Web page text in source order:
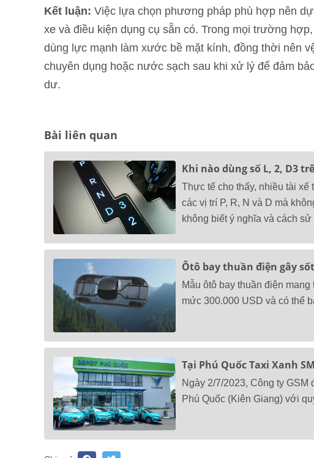
Kết luận: Việc lựa chọn phương pháp phù hợp nên
xe và điều kiện dụng cụ sẵn có. Trong mọi trường
dùng lực mạnh làm xước bề mặt kính, đồng thời nên
chuyên dụng hoặc nước sạch sau khi xử lý để đảm
dư.
Bài liên quan
Khi nào dùng số L, 2, D3
Thực tế cho thấy, nhiều tài
các vị trí P, R, N và D mà
không biết ý nghĩa và cách
Ôtô bay thuần điện gây sốt
Mẫu ôtô bay thuần điện
mức 300.000 USD và có thể
Tại Phú Quốc Taxi Xanh
Ngày 2/7/2023, Công ty
Phú Quốc (Kiên Giang) với